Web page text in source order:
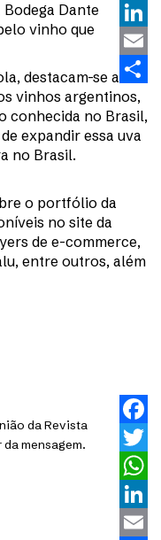
Email
Share
Bodega Dante
vinho que
destacam-se a
vinhos argentinos,
conhecida no Brasil,
expandir essa uva
no Brasil.
o portfólio da
no site da
de e-commerce,
entre outros, além
da Revista
mensagem.